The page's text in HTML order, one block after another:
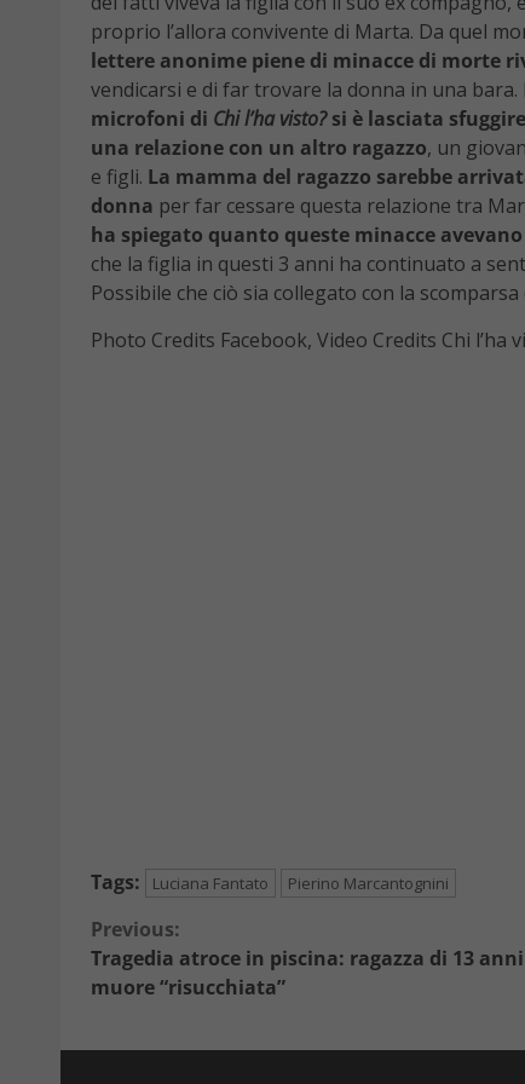
proprio l’allora convivente di Marta. Da quel
lettere anonime piene di minacce di morte
vendicarsi e di far trovare la donna in una
microfoni di Chi l’ha visto?si è lasciata
una relazione con un altro ragazzo, un
e figli. La mamma del ragazzo sarebbe
donna per far cessare questa relazione tra
ha spiegato quanto queste minacce
che la figlia in questi 3 anni ha continuato a
Possibile che ciò sia collegato con la
Photo Credits Facebook, Video Credits Chi l’ha
Tags: Luciana Fantato Pierino Marcantognini
Continue
Reading
Previous:
Tragedia atroce in piscina: ragazza di 13 anni
muore “risucchiata”